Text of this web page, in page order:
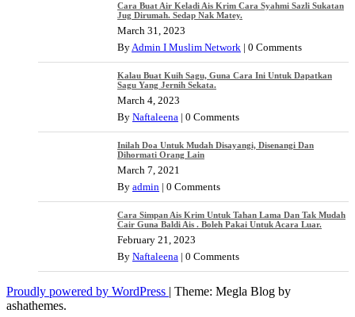
Cara Buat Air Keladi Ais Krim Cara Syahmi Sazli Sukatan
Jug Dirumah. Sedap Nak Matey.
March 31, 2023
ByAdmin I Muslim Network | 0 Comments
Kalau Buat Kuih Sagu, Guna Cara Ini Untuk Dapatkan
Sagu Yang Jernih Sekata.
March 4, 2023
By Naftaleena | 0 Comments
Inilah Doa Untuk Mudah Disayangi, Disenangi Dan
Dihormati Orang Lain
March 7, 2021
By admin | 0 Comments
Cara Simpan Ais Krim Untuk Tahan Lama Dan Tak Mudah
Cair Guna Baldi Ais . Boleh Pakai Untuk Acara Luar.
February 21, 2023
By Naftaleena | 0 Comments
Proudly powered by WordPress | Theme: Megla Blog by
ashathemes.